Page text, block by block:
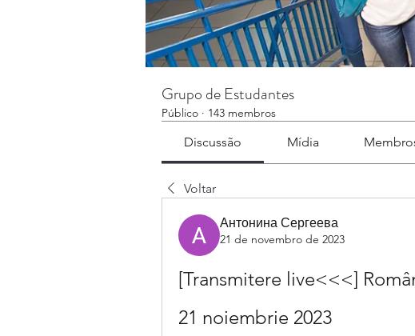
Grupo de Estudantes
Público · 143 membros
Discussão Mídia
Voltar
Антонина Сергеева
21 de novembro de 2023
[Transmitere live<<<]
21 noiembrie 2023